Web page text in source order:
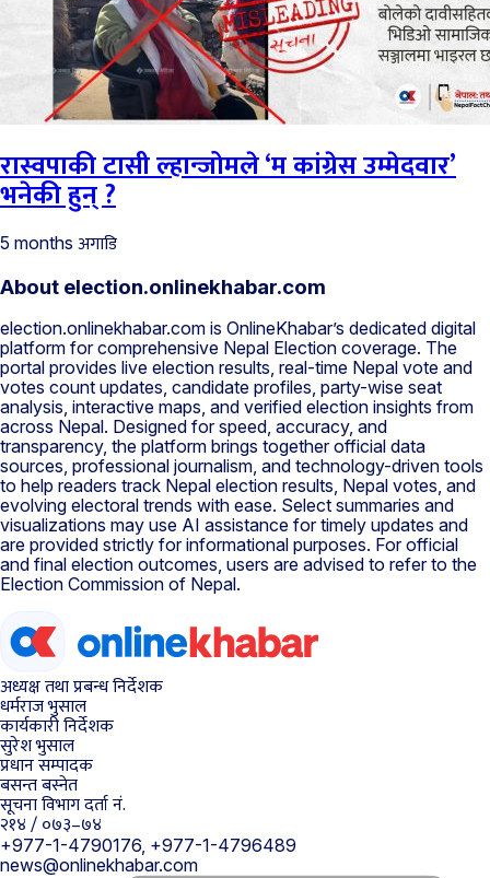
रास्वपाकी टासी ल्हान्जोमले ‘म कांग्रेस उम्मेदवार’
भनेकी हुन् ?
5 months अगाडि
About election.onlinekhabar.com
election.onlinekhabar.com is OnlineKhabar’s dedicated digital
platform for comprehensive Nepal Election coverage. The
portal provides live election results, real-time Nepal vote and
votes count updates, candidate profiles, party-wise seat
analysis, interactive maps, and verified election insights from
across Nepal. Designed for speed, accuracy, and
transparency, the platform brings together official data
sources, professional journalism, and technology-driven tools
to help readers track Nepal election results, Nepal votes, and
evolving electoral trends with ease. Select summaries and
visualizations may use AI assistance for timely updates and
are provided strictly for informational purposes. For official
and final election outcomes, users are advised to refer to the
Election Commission of Nepal.
अध्यक्ष तथा प्रबन्ध निर्देशक
धर्मराज भुसाल
कार्यकारी निर्देशक
सुरेश भुसाल
प्रधान सम्पादक
बसन्त बस्नेत
सूचना विभाग दर्ता नं.
२१४ / ०७३–७४
+977-1-4790176, +977-1-4796489
news@onlinekhabar.com